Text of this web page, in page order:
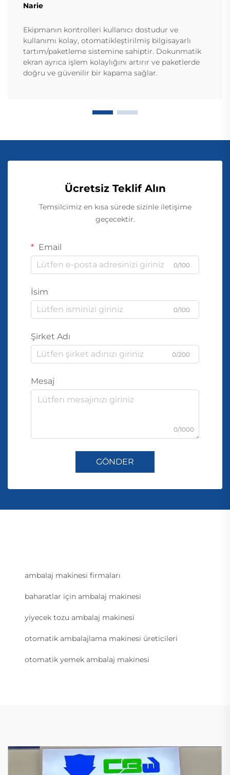
Narie
Ekipmanın kontrolleri kullanıcı dostudur ve
kullanımı kolay, otomatikleştirilmiş bilgisayarlı
tartım/paketleme sistemine sahiptir. Dokunmatik
ekran ayrıca işlem kolaylığını artırır ve paketlerde
doğru ve güvenilir bir kapama sağlar.
Ücretsiz Teklif Alın
Temsilcimiz en kısa sürede sizinle iletişime
geçecektir.
Email
0/100
İsim
0/100
Şirket Adı
0/200
Mesaj
0/1000
GÖNDER
ambalaj makinesi firmaları
baharatlar için ambalaj makinesi
yiyecek tozu ambalaj makinesi
otomatik ambalajlama makinesi üreticileri
otomatik yemek ambalaj makinesi